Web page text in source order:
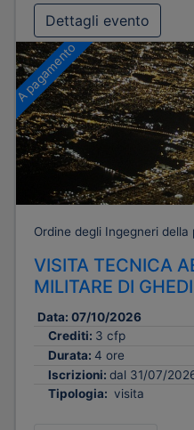
Dettagli evento
A pagamento
Ordine degli Ingegneri
VISITA TECNICA
MILITARE DI GHEDI
Data: 07/10/2026
Crediti: 3 cfp
Durata: 4 ore
Iscrizioni: dal 31/07/
Tipologia: visita